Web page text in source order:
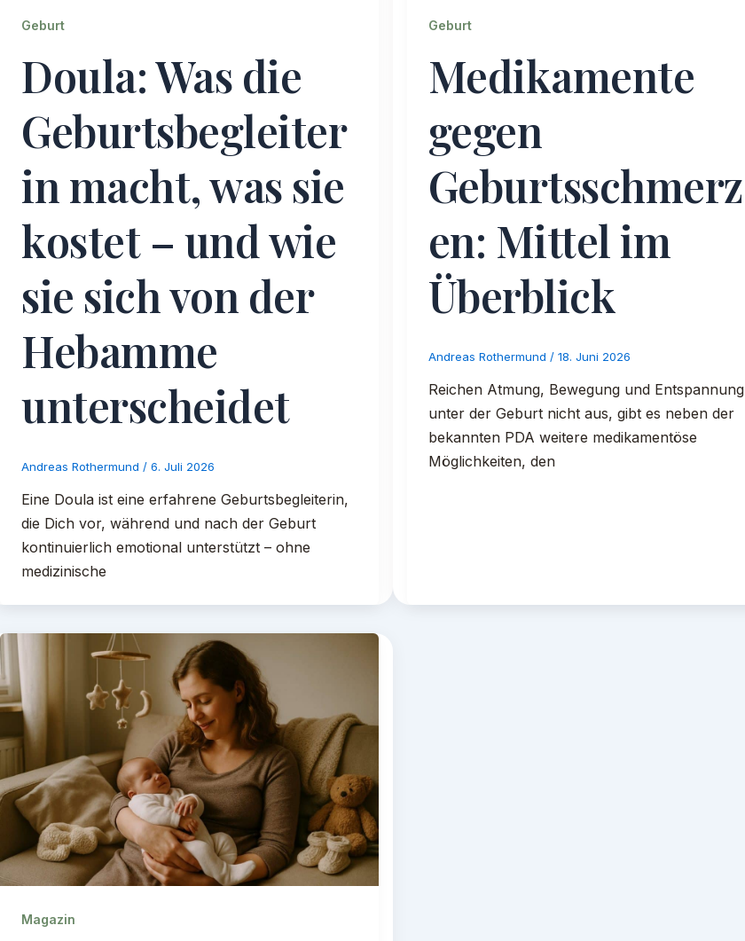
Geburt
Doula: Was die
Geburtsbegleiter
in macht, was sie
kostet – und wie
sie sich von der
Hebamme
unterscheidet
Andreas Rothermund / 6. Juli 2026
Eine Doula ist eine erfahrene Geburtsbegleiterin,
die Dich vor, während und nach der Geburt
kontinuierlich emotional unterstützt – ohne
medizinische
Geburt
Medikamente
gegen
Geburtsschmerz
en: Mittel im
Überblick
Andreas Rothermund / 18. Juni 2026
Reichen Atmung, Bewegung und Entspannung
unter der Geburt nicht aus, gibt es neben der
bekannten PDA weitere medikamentöse
Möglichkeiten, den
Magazin